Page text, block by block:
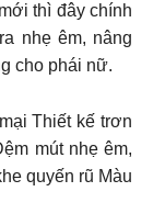
thì đây chính
nhẹ êm, nâng
cho phái nữ.
Thiết kế trơn
mút nhẹ êm,
quyến rũ Màu